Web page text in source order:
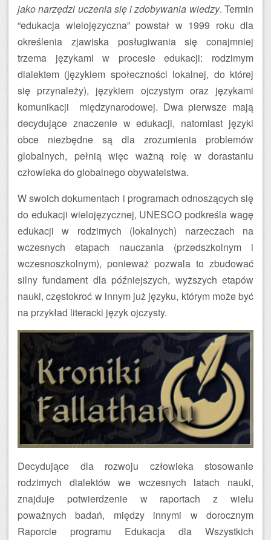
jako narzędzi uczenia się i zdobywania wiedzy. Termin
“edukacja wielojęzyczna” powstał w 1999 roku dla
określenia zjawiska posługiwania się conajmniej
trzema językami w procesie edukacji: rodzimym
dialektem (językiem społeczności lokalnej, do której
się przynależy), językiem ojczystym oraz językami
komunikacji międzynarodowej. Dwa pierwsze mają
decydujące znaczenie w edukacji, natomiast języki
obce niezbędne są dla zrozumienia problemów
globalnych, pełnią więc ważną rolę w dorastaniu
człowieka do globalnego obywatelstwa.
W swoich dokumentach i programach odnoszących się
do edukacji wielojęzycznej, UNESCO podkreśla wagę
edukacji w rodzimych (lokalnych) narzeczach na
wczesnych etapach nauczania (przedszkolnym i
wczesnoszkolnym), ponieważ pozwala to zbudować
silny fundament dla późniejszych, wyższych etapów
nauki, częstokroć w innym już języku, którym może być
na przykład literacki język ojczysty.
Decydujące dla rozwoju człowieka stosowanie
rodzimych dialektów we wczesnych latach nauki,
znajduje potwierdzenie w raportach z wielu
poważnych badań, między innymi w dorocznym
Raporcie programu Edukacja dla Wszystkich